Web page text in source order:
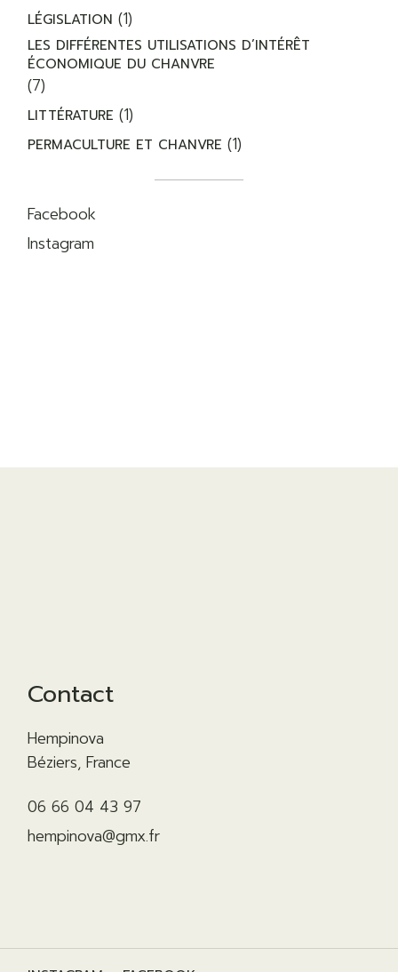
LÉGISLATION (1)
LES DIFFÉRENTES UTILISATIONS D’INTÉRÊT
ÉCONOMIQUE DU CHANVRE
(7)
LITTÉRATURE (1)
PERMACULTURE ET CHANVRE (1)
Facebook
Instagram
Contact
Hempinova
Béziers, France
06 66 04 43 97
hempinova@gmx.fr